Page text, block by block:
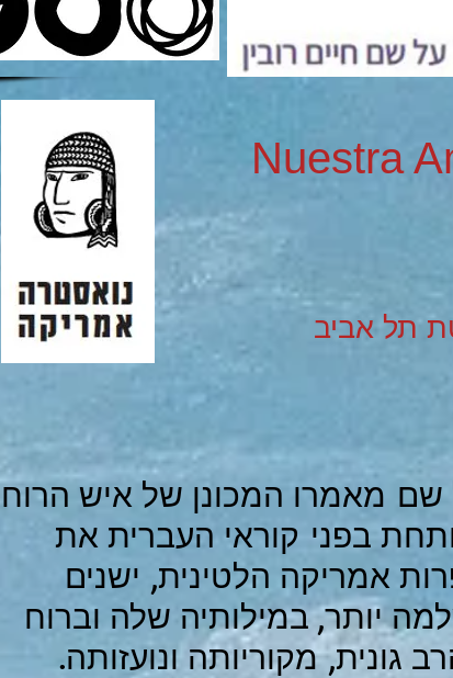
תל אביב
מאמרו המכונן של איש הרוח
בפני קוראי העברית את
אמריקה הלטינית, ישנים
יותר, במילותיה שלה וברוח
מקוריותה ונועזותה.